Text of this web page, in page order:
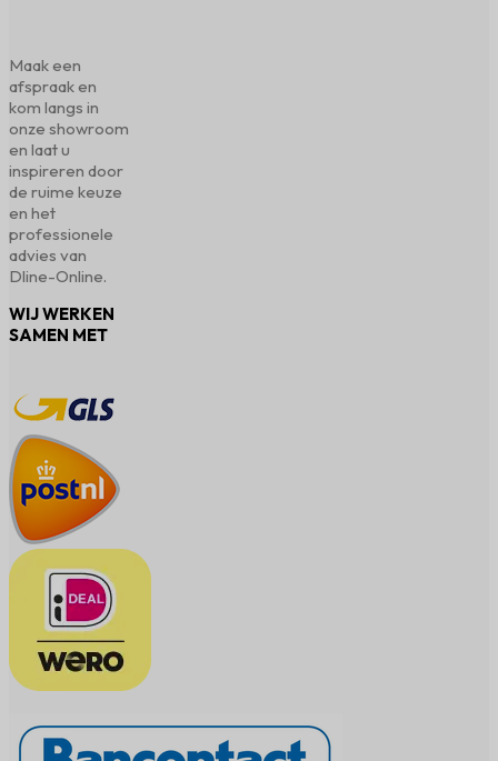
Maak een
afspraak en
kom langs in
onze showroom
en laat u
inspireren door
de ruime keuze
en het
professionele
advies van
Dline-Online.
WIJ WERKEN
SAMEN MET